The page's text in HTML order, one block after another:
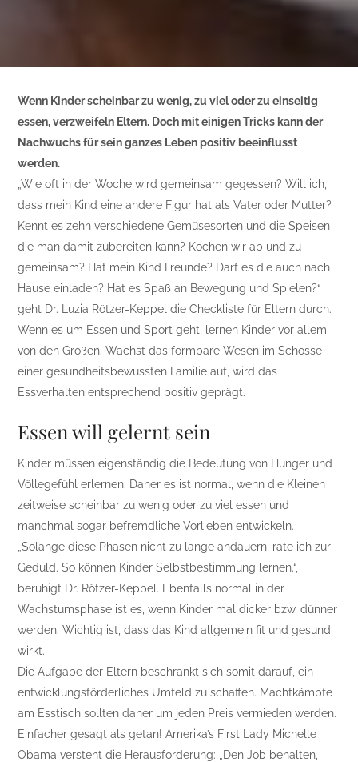
Wenn Kinder scheinbar zu wenig, zu viel oder zu einseitig
essen, verzweifeln Eltern. Doch mit einigen Tricks kann der
Nachwuchs für sein ganzes Leben positiv beeinflusst
werden.
„Wie oft in der Woche wird gemeinsam gegessen? Will ich,
dass mein Kind eine andere Figur hat als Vater oder Mutter?
Kennt es zehn verschiedene Gemüsesorten und die Speisen
die man damit zubereiten kann? Kochen wir ab und zu
gemeinsam? Hat mein Kind Freunde? Darf es die auch nach
Hause einladen? Hat es Spaß an Bewegung und Spielen?“
geht Dr. Luzia Rötzer-Keppel die Checkliste für Eltern durch.
Wenn es um Essen und Sport geht, lernen Kinder vor allem
von den Großen. Wächst das formbare Wesen im Schosse
einer gesundheitsbewussten Familie auf, wird das
Essverhalten entsprechend positiv geprägt.
Essen will gelernt sein
Kinder müssen eigenständig die Bedeutung von Hunger und
Völlegefühl erlernen. Daher es ist normal, wenn die Kleinen
zeitweise scheinbar zu wenig oder zu viel essen und
manchmal sogar befremdliche Vorlieben entwickeln.
„Solange diese Phasen nicht zu lange andauern, rate ich zur
Geduld. So können Kinder Selbstbestimmung lernen.“,
beruhigt Dr. Rötzer-Keppel. Ebenfalls normal in der
Wachstumsphase ist es, wenn Kinder mal dicker bzw. dünner
werden. Wichtig ist, dass das Kind allgemein fit und gesund
wirkt.
Die Aufgabe der Eltern beschränkt sich somit darauf, ein
entwicklungsförderliches Umfeld zu schaffen. Machtkämpfe
am Esstisch sollten daher um jeden Preis vermieden werden.
Einfacher gesagt als getan! Amerika’s First Lady Michelle
Obama versteht die Herausforderung: „Den Job behalten,